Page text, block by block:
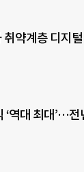
약계층 디지
‘역대 최대’…